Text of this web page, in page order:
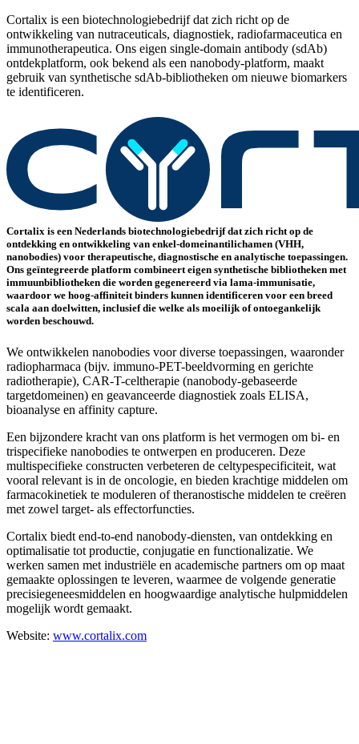
Cortalix is een biotechnologiebedrijf dat zich richt op de
ontwikkeling van nutraceuticals, diagnostiek, radiofarmaceutica en
immunotherapeutica. Ons eigen single-domain antibody (sdAb)
ontdekplatform, ook bekend als een nanobody-platform, maakt
gebruik van synthetische sdAb-bibliotheken om nieuwe biomarkers
te identificeren.
Cortalix is een Nederlands biotechnologiebedrijf dat zich richt op de
ontdekking en ontwikkeling van enkel-domeinantilichamen (VHH,
nanobodies) voor therapeutische, diagnostische en analytische toepassingen.
Ons geïntegreerde platform combineert eigen synthetische bibliotheken met
immuunbibliotheken die worden gegenereerd via lama-immunisatie,
waardoor we hoog-affiniteit binders kunnen identificeren voor een breed
scala aan doelwitten, inclusief die welke als moeilijk of ontoegankelijk
worden beschouwd.
We ontwikkelen nanobodies voor diverse toepassingen, waaronder
radiopharmaca (bijv. immuno-PET-beeldvorming en gerichte
radiotherapie), CAR-T-celtherapie (nanobody-gebaseerde
targetdomeinen) en geavanceerde diagnostiek zoals ELISA,
bioanalyse en affinity capture.
Een bijzondere kracht van ons platform is het vermogen om bi- en
trispecifieke nanobodies te ontwerpen en produceren. Deze
multispecifieke constructen verbeteren de celtypespecificiteit, wat
vooral relevant is in de oncologie, en bieden krachtige middelen om
farmacokinetiek te moduleren of theranostische middelen te creëren
met zowel target- als effectorfuncties.
Cortalix biedt end-to-end nanobody-diensten, van ontdekking en
optimalisatie tot productie, conjugatie en functionalizatie. We
werken samen met industriële en academische partners om op maat
gemaakte oplossingen te leveren, waarmee de volgende generatie
precisiegeneesmiddelen en hoogwaardige analytische hulpmiddelen
mogelijk wordt gemaakt.
Website: www.cortalix.com